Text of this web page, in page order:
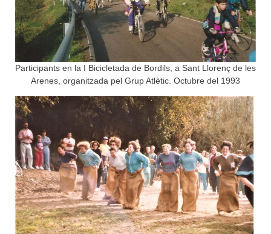
Participants en la I Bicicletada de Bordils, a Sant Llorenç de les
Arenes, organitzada pel Grup Atlètic. Octubre del 1993